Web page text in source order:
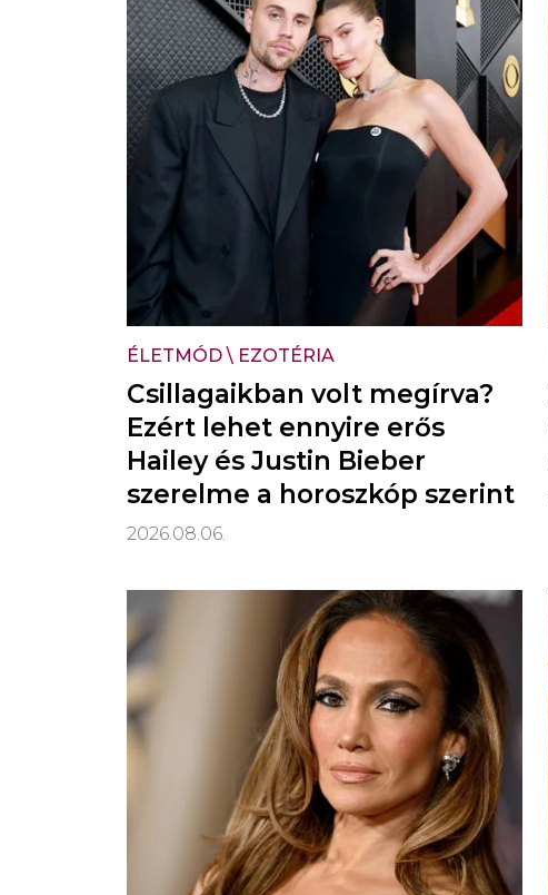
ÉLETMÓD\ EZOTÉRIA
Csillagaikban volt megírva?
Ezért lehet ennyire erős
Hailey és Justin Bieber
szerelme a horoszkóp szerint
2026.08.06.